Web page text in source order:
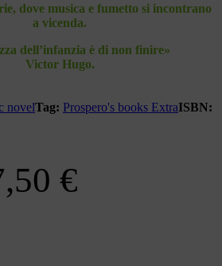
dove musica e fumetto si incontrano
a vicenda.
dell’infanzia è di non finire»
Victor Hugo.
novelTag: Prospero's books ExtraISBN:
€